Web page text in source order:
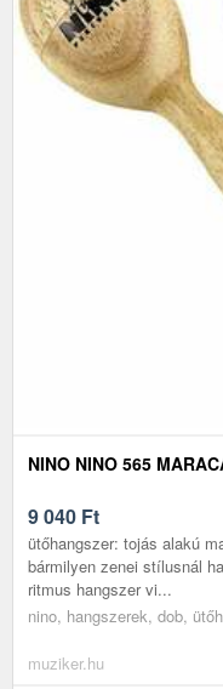
NINO NINO 565
9 040 Ft
ütőhangszer: tojás alakú
bármilyen zenei stílusnál
ritmus hangszer vi...
nino, hangszerek, dob,
muziker.hu